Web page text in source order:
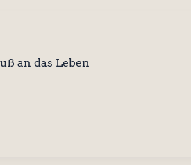
an das Leben